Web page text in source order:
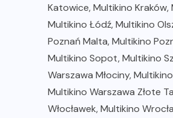
Katowice, Multikino Kraków,
Multikino Łódź, Multikino
Poznań Malta, Multikino
Multikino Sopot, Multikino
Warszawa Młociny,
Multikino Warszawa Złote
Włocławek, Multikino